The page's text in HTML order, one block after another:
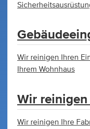
Wir reinigen Ihren
Ihrem Wohnhaus
Wir reinigen
Wir reinigen Ihre